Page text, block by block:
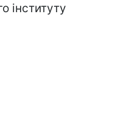
інституту